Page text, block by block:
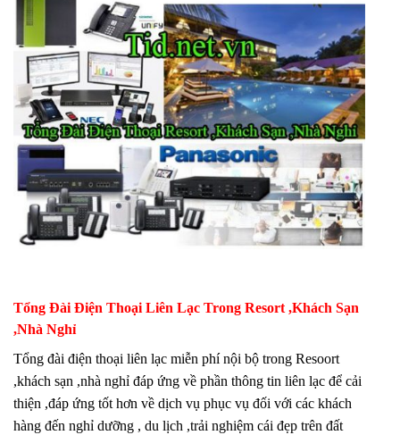
Tổng Đài Điện Thoại Liên Lạc Trong Resort ,Khách Sạn
,Nhà Nghỉ
Tổng đài điện thoại liên lạc miễn phí nội bộ trong Resoort
,khách sạn ,nhà nghỉ đáp ứng về phần thông tin liên lạc để cải
thiện ,đáp ứng tốt hơn về dịch vụ phục vụ đối với các khách
hàng đến nghỉ dưỡng , du lịch ,trải nghiệm cái đẹp trên đất